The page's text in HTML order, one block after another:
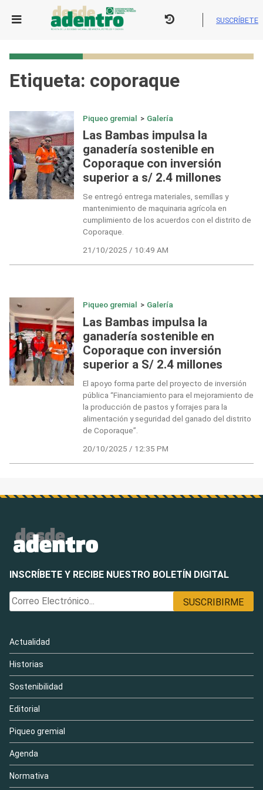
SUSCRÍBETE
Etiqueta: coporaque
Piqueo gremial > Galería
Las Bambas impulsa la
ganadería sostenible en
Coporaque con inversión
superior a s/ 2.4 millones
Se entregó entrega materiales, semillas y
mantenimiento de maquinaria agrícola en
cumplimiento de los acuerdos con el distrito de
Coporaque.
21/10/2025 / 10:49 AM
Piqueo gremial > Galería
Las Bambas impulsa la
ganadería sostenible en
Coporaque con inversión
superior a S/ 2.4 millones
El apoyo forma parte del proyecto de inversión
pública “Financiamiento para el mejoramiento de
la producción de pastos y forrajes para la
alimentación y seguridad del ganado del distrito
de Coporaque”.
20/10/2025 / 12:35 PM
INSCRÍBETE Y RECIBE NUESTRO BOLETÍN DIGITAL
Actualidad
Historias
Sostenibilidad
Editorial
Piqueo gremial
Agenda
Normativa